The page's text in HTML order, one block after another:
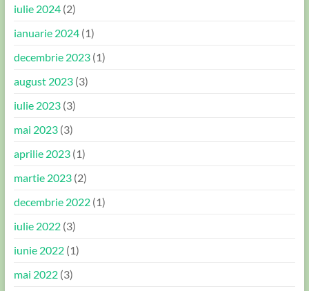
iulie 2024(2)
ianuarie 2024(1)
decembrie 2023(1)
august 2023(3)
iulie 2023(3)
mai 2023(3)
aprilie 2023(1)
martie 2023(2)
decembrie 2022(1)
iulie 2022(3)
iunie 2022(1)
mai 2022(3)